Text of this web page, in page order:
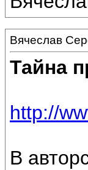
Вячеслав
Тайна
http://
В